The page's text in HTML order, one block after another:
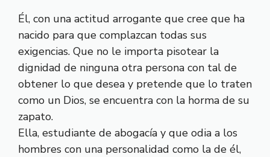
Él, con una actitud arrogante que cree que ha
nacido para que complazcan todas sus
exigencias. Que no le importa pisotear la
dignidad de ninguna otra persona con tal de
obtener lo que desea y pretende que lo traten
como un Dios, se encuentra con la horma de su
zapato.
Ella, estudiante de abogacía y que odia a los
hombres con una personalidad como la de él,